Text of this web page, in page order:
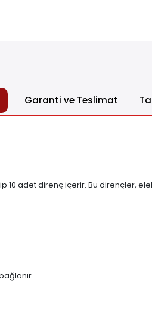
Garanti ve Teslimat
adet direnç içerir. Bu dirençler,